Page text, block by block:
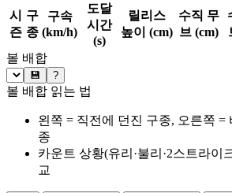
시
즌
구
종
구속
(km/h)
도달
시간
(s)
릴리스
높이 (cm)
수직 무
브 (cm)
볼 배합
💾 ?
볼 배합 읽는 법
왼쪽 = 직전에 던진 구종, 오른쪽 =
종
카운트 상황(유리·불리·2스트라이
교